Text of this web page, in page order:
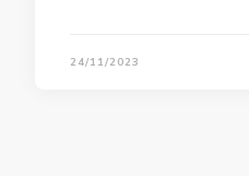
24/11/2023